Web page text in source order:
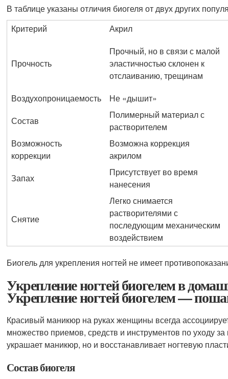
В таблице указаны отличия биогеля от двух других
Критерий
Акрил
Прочность
Прочный, но в связи с малой
эластичностью склонен к
отслаиванию, трещинам
Воздухопроницаемость
Не «дышит»
Состав
Полимерный материал с
растворителем
Возможность
коррекции
Возможна коррекция
акрилом
Запах
Присутствует во время
нанесения
Снятие
Легко снимается
растворителями с
последующим механическим
воздействием
Биогель для укрепления ногтей не имеет
Укрепление ногтей биогелем в
Укрепление ногтей биогелем —
Красивый маникюр на руках женщины всегда
множество приемов, средств и инструментов по уходу
украшает маникюр, но и восстанавливает ногтевую
Состав биогеля